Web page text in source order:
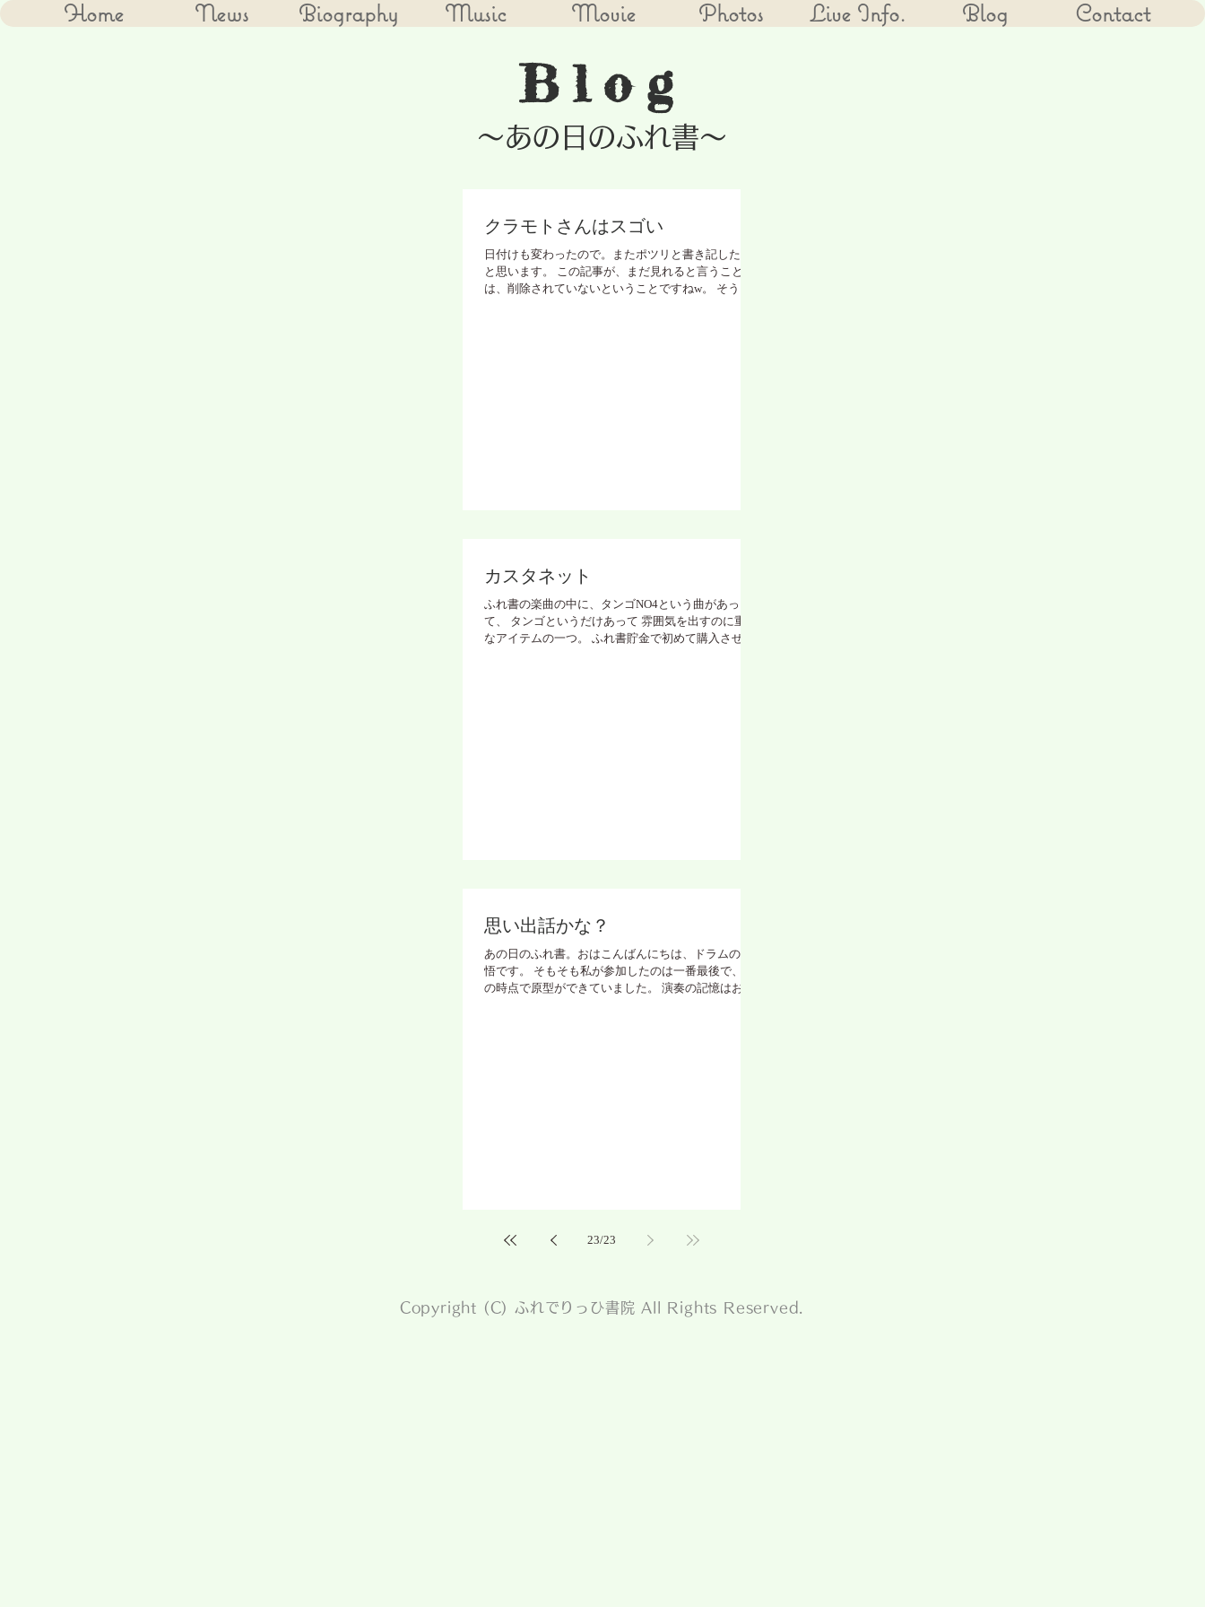
Home News Biography Music Movie Photos Live Info. Blog Contact
Blog
​～あの日のふれ書～
クラモトさんはスゴい
日付けも変わったので。またポツリと書き記したい
と思います。 この記事が、まだ見れると言うこと
は、削除されていないということですねw。 そうそ
カスタネット
ふれ書の楽曲の中に、タンゴNO4という曲があっ
て、 タンゴというだけあって 雰囲気を出すのに重要
なアイテムの一つ。 ふれ書貯金で初めて購入させて
思い出話かな？
あの日のふれ書。おはこんばんにちは、ドラムの聖
悟です。 そもそも私が参加したのは一番最後で、そ
の時点で原型ができていました。 演奏の記憶はおぼ
23/23
Copyright (C) ふれでりっひ書院 All Rights Reserved.